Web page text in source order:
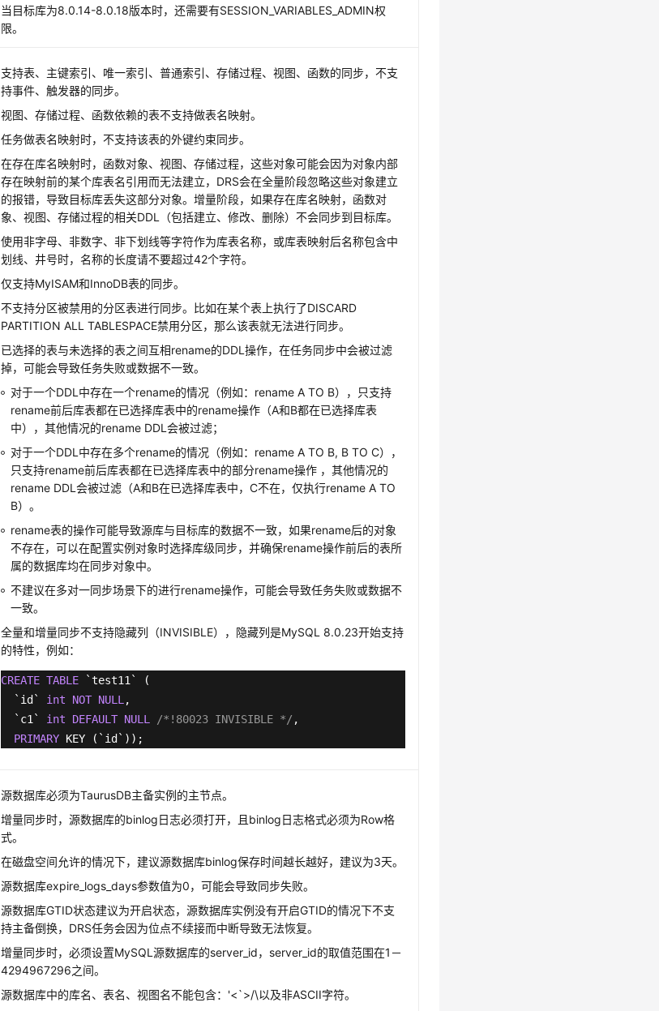
当目标库为8.0.14-8.0.18版本时，还需要有SESSION_VARIABLES_ADMIN权
限。
支持表、主键索引、唯一索引、普通索引、存储过程、视图、函数的同步，不支
持事件、触发器的同步。
视图、存储过程、函数依赖的表不支持做表名映射。
任务做表名映射时，不支持该表的外键约束同步。
在存在库名映射时，函数对象、视图、存储过程，这些对象可能会因为对象内部
存在映射前的某个库表名引用而无法建立，DRS会在全量阶段忽略这些对象建立
的报错，导致目标库丢失这部分对象。增量阶段，如果存在库名映射，函数对
象、视图、存储过程的相关DDL（包括建立、修改、删除）不会同步到目标库。
使用非字母、非数字、非下划线等字符作为库表名称，或库表映射后名称包含中
划线、井号时，名称的长度请不要超过42个字符。
仅支持MyISAM和InnoDB表的同步。
不支持分区被禁用的分区表进行同步。比如在某个表上执行了DISCARD
PARTITION ALL TABLESPACE禁用分区，那么该表就无法进行同步。
已选择的表与未选择的表之间互相rename的DDL操作，在任务同步中会被过滤
掉，可能会导致任务失败或数据不一致。
对于一个DDL中存在一个rename的情况（例如：rename A TO B），只支持
rename前后库表都在已选择库表中的rename操作（A和B都在已选择库表
中），其他情况的rename DDL会被过滤；
对于一个DDL中存在多个rename的情况（例如：rename A TO B, B TO C），
只支持rename前后库表都在已选择库表中的部分rename操作 ，其他情况的
rename DDL会被过滤（A和B在已选择库表中，C不在，仅执行rename A TO
B）。
rename表的操作可能导致源库与目标库的数据不一致，如果rename后的对象
不存在，可以在配置实例对象时选择库级同步，并确保rename操作前后的表所
属的数据库均在同步对象中。
不建议在多对一同步场景下的进行rename操作，可能会导致任务失败或数据不
一致。
全量和增量同步不支持隐藏列（INVISIBLE），隐藏列是MySQL 8.0.23开始支持
的特性，例如：
CREATE TABLE `test11` (
  `id`
int NOT NULL ,
  `c1`
int DEFAULT NULL /*!80023 INVISIBLE */ ,
PRIMARY KEY (`id`));
源数据库必须为TaurusDB主备实例的主节点。
增量同步时，源数据库的binlog日志必须打开，且binlog日志格式必须为Row格
式。
在磁盘空间允许的情况下，建议源数据库binlog保存时间越长越好，建议为3天。
源数据库expire_logs_days参数值为0，可能会导致同步失败。
源数据库GTID状态建议为开启状态，源数据库实例没有开启GTID的情况下不支
持主备倒换，DRS任务会因为位点不续接而中断导致无法恢复。
增量同步时，必须设置MySQL源数据库的server_id，server_id的取值范围在1－
4294967296之间。
源数据库中的库名、表名、视图名不能包含：'<`>/\以及非ASCII字符。